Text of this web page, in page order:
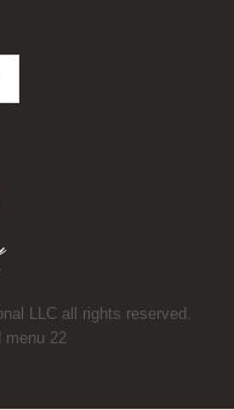
LLC all rights reserved.
menu 22